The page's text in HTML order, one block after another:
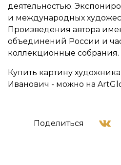
деятельностью.
и международных
Произведения автора
объединений России и
коллекционные собрания.
Купить картину
Иванович - можно на
Поделиться